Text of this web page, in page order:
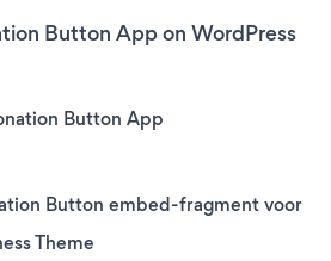
Button App on WordPress
Button App
Button embed-fragment voor
Theme